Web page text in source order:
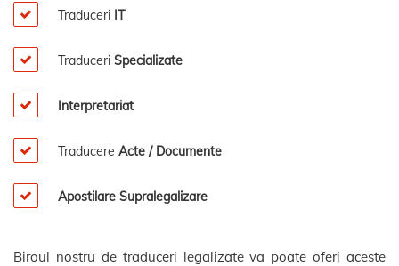
Traduceri IT
Traduceri Specializate
Interpretariat
Traducere Acte / Documente
Apostilare Supralegalizare
Biroul nostru de traduceri legalizate va poate oferi aceste